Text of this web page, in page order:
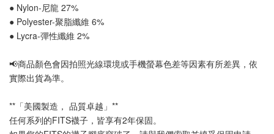
● Nylon-尼龍 27%
● Polyester-聚脂纖維 6%
● Lycra-彈性纖維 2%
📢商品顏色會因拍照光線環境或手機螢幕色差等因素有所差異，依
實際出貨為準。
**「美國製造， 品質卓越」**
任何系列的FITS襪子，皆享有2年保固。